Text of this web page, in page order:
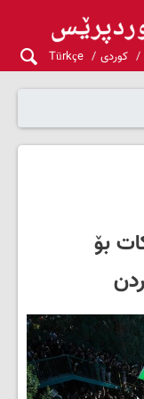
کوردی Türkçe
بۆ